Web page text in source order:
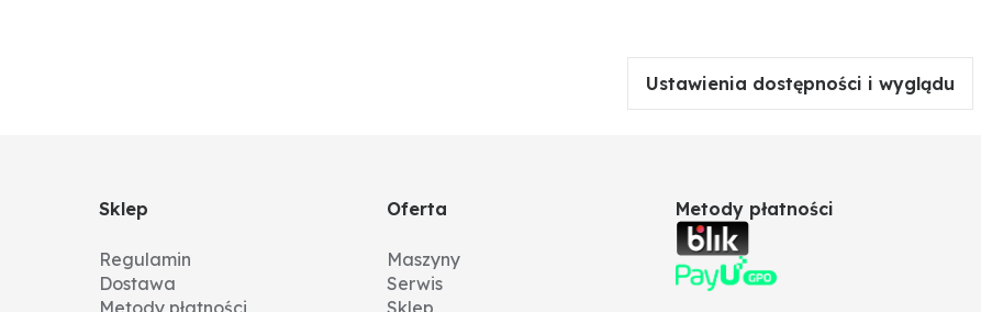
Ustawienia dostępności i wyglądu
Sklep
Regulamin
Dostawa
Metody płatności
Oferta
Maszyny
Serwis
Sklep
Metody płatności